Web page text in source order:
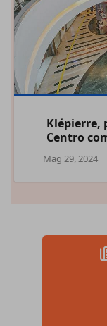
Klépierre,
Centro
Mag 29, 2024